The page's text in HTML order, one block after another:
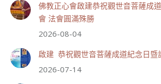
分享
世界佛教正心會
July 20, 2026, 10:47 AM
【啟建 恭祝觀世音菩薩成道紀念日暨護生
佛教正心會啟建恭祝觀世音菩薩成
會 法會圓滿殊勝
2026-08-04
啟建 恭祝觀世音菩薩成道紀念日暨
2026-07-14